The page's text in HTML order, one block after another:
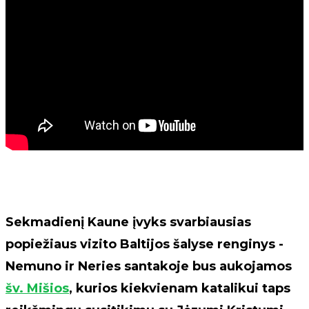
Sekmadienį Kaune įvyks svarbiausias
popiežiaus vizito Baltijos šalyse renginys -
Nemuno ir Neries santakoje bus aukojamos
šv. Mišios, kurios kiekvienam katalikui taps